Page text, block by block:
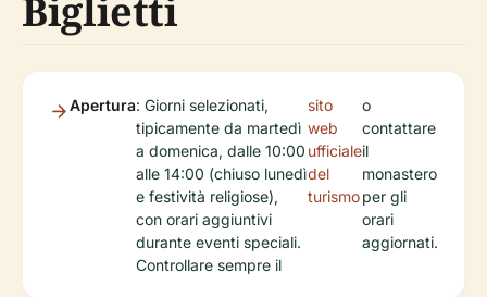
Biglietti
Apertura: Giorni selezionati,
tipicamente da martedì
a domenica, dalle 10:00
alle 14:00 (chiuso lunedì
e festività religiose),
con orari aggiuntivi
durante eventi speciali.
Controllare sempre il
sito
web
ufficiale
del
turismo
o
contattare
il
monastero
per gli
orari
aggiornati.